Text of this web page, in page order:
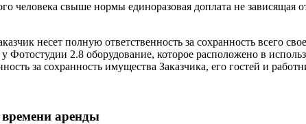
человека свыше нормы единоразовая доплата не зависящая
несет полную ответственность за сохранность всего
2.8 оборудование, которое расположено в
за сохранность имущества Заказчика, его гостей и
времени аренды